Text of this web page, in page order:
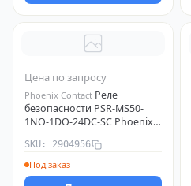
Цена по запросу
Phoenix Contact Реле
безопасности PSR-MS50-
1NO-1DO-24DC-SC Phoenix
SKU: 2904956
Под заказ